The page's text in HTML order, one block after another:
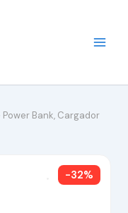
Power Bank, Cargador
-32%